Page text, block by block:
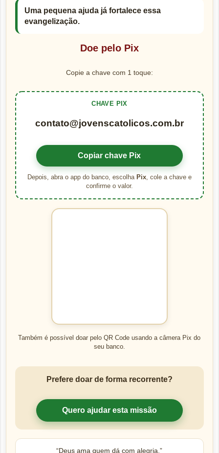
Uma pequena ajuda já fortalece essa
evangelização.
Doe pelo Pix
Copie a chave com 1 toque:
CHAVE PIX
contato@jovenscatolicos.com.br
Copiar chave Pix
Depois, abra o app do banco, escolha Pix, cole a chave e
confirme o valor.
Também é possível doar pelo QR Code usando a câmera Pix do
seu banco.
Prefere doar de forma recorrente?
Quero ajudar esta missão
“Deus ama quem dá com alegria.”